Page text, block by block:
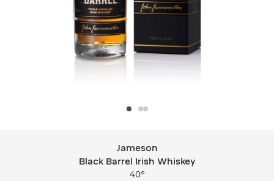
Jameson Black Barrel Irish Whiskey
Jameson
Black Barrel Irish Whiskey
40°